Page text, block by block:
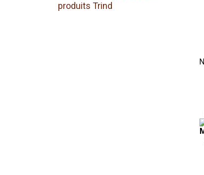
produits Trind